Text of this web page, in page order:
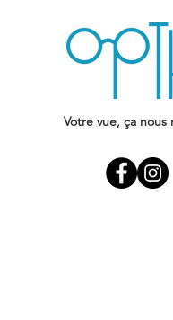
Votre vue, ça nous